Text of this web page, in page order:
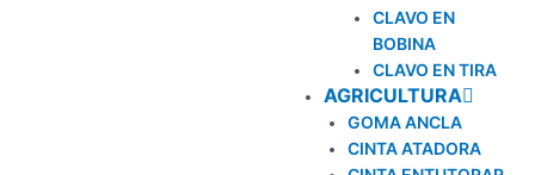
CLAVO EN
BOBINA
CLAVO EN TIRA
AGRICULTURA
GOMA ANCLA
CINTA ATADORA